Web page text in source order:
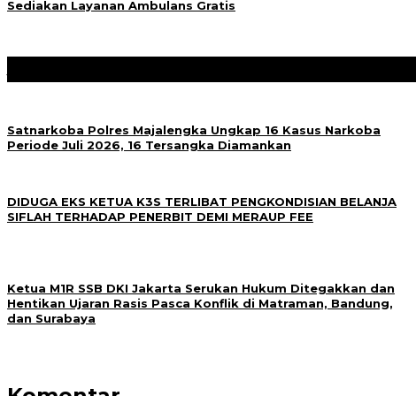
Sediakan Layanan Ambulans Gratis
Satnarkoba Polres Majalengka Ungkap 16 Kasus Narkoba
Periode Juli 2026, 16 Tersangka Diamankan
DIDUGA EKS KETUA K3S TERLIBAT PENGKONDISIAN BELANJA
SIFLAH TERHADAP PENERBIT DEMI MERAUP FEE
Ketua M1R SSB DKI Jakarta Serukan Hukum Ditegakkan dan
Hentikan Ujaran Rasis Pasca Konflik di Matraman, Bandung,
dan Surabaya